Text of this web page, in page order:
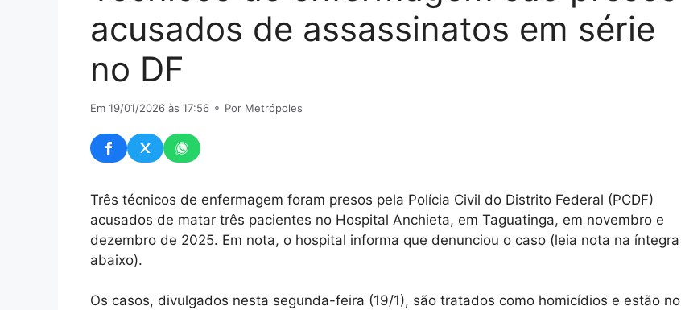
acusados de assassinatos em série
no DF
Em 19/01/2026 às 17:56 ⚬ Por Metrópoles
Três técnicos de enfermagem foram presos pela Polícia Civil do Distrito Federal (PCDF)
acusados de matar três pacientes no Hospital Anchieta, em Taguatinga, em novembro e
dezembro de 2025. Em nota, o hospital informa que denunciou o caso (leia nota na íntegra
abaixo).
Os casos, divulgados nesta segunda-feira (19/1), são tratados como homicídios e estão no